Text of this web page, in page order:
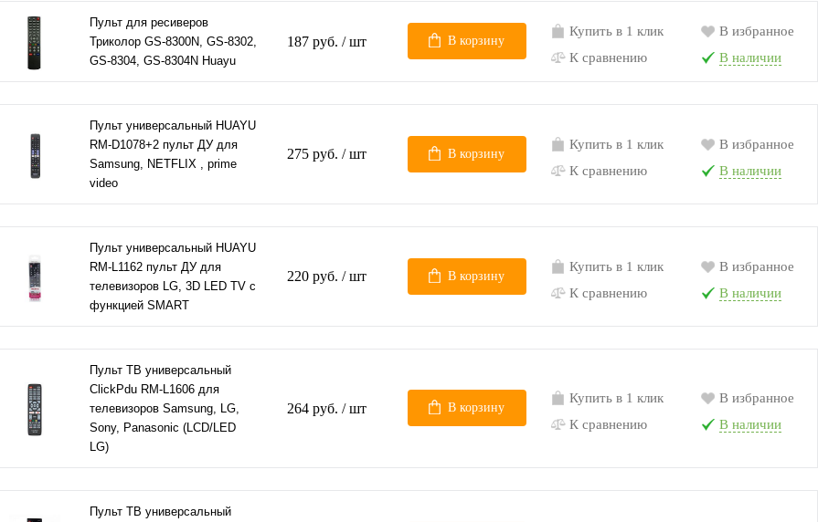
Пульт для ресиверов
Триколор GS-8300N, GS-8302,
GS-8304, GS-8304N Huayu
187 руб. / шт В корзину
Купить в 1 клик
К сравнению
В избранное
В наличии
Пульт универсальный HUAYU
RM-D1078+2 пульт ДУ для
Samsung, NETFLIX , prime
video
275 руб. / шт В корзину
Купить в 1 клик
К сравнению
В избранное
В наличии
Пульт универсальный HUAYU
RM-L1162 пульт ДУ для
телевизоров LG, 3D LED TV с
функцией SMART
220 руб. / шт В корзину
Купить в 1 клик
К сравнению
В избранное
В наличии
Пульт ТВ универсальный
ClickPdu RM-L1606 для
телевизоров Samsung, LG,
Sony, Panasonic (LCD/LED
LG)
264 руб. / шт В корзину
Купить в 1 клик
К сравнению
В избранное
В наличии
Пульт ТВ универсальный